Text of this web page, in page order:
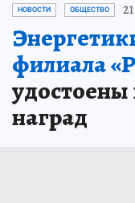
НОВОСТИ ОБЩЕСТВО
филиала
удостоены
наград